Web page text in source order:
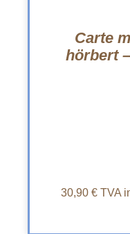
Carte
hörbert
30,90 € TVA